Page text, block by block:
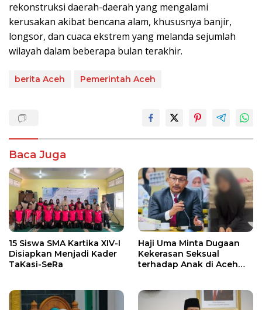
rekonstruksi daerah-daerah yang mengalami
kerusakan akibat bencana alam, khususnya banjir,
longsor, dan cuaca ekstrem yang melanda sejumlah
wilayah dalam beberapa bulan terakhir.
berita Aceh Pemerintah Aceh
Baca Juga
15 Siswa SMA Kartika XIV-I
Disiapkan Menjadi Kader
TaKasi-SeRa
Haji Uma Minta Dugaan
Kekerasan Seksual
terhadap Anak di Aceh